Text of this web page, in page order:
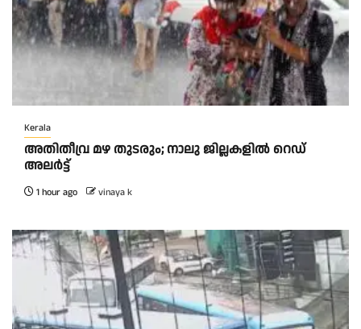
Kerala
അതിതീവ്ര മഴ തുടരും; നാലു ജില്ലകളിൽ റെഡ്
അലർട്ട്
1 hour ago vinaya k